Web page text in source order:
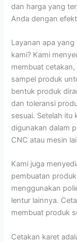
dan harga yang
Anda dengan
Layanan apa
kami? Kami
membuat
sampel produk
bentuk produk
dan toleransi
sesuai. Setelah itu
digunakan dalam
CNC atau mesin
Kami juga
pembuatan
menggunakan
lentur lainnya.
membuat produk
Cetakan karet